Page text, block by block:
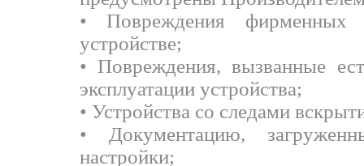
• Повреждения
устройстве;
• Повреждения, вызванные
эксплуатации устройства;
• Устройства со следами
• Документацию,
настройки;